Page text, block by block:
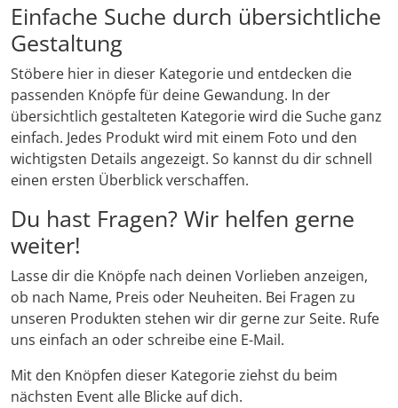
Einfache Suche durch übersichtliche
Gestaltung
Stöbere hier in dieser Kategorie und entdecken die
passenden Knöpfe für deine Gewandung. In der
übersichtlich gestalteten Kategorie wird die Suche ganz
einfach. Jedes Produkt wird mit einem Foto und den
wichtigsten Details angezeigt. So kannst du dir schnell
einen ersten Überblick verschaffen.
Du hast Fragen? Wir helfen gerne
weiter!
Lasse dir die Knöpfe nach deinen Vorlieben anzeigen,
ob nach Name, Preis oder Neuheiten. Bei Fragen zu
unseren Produkten stehen wir dir gerne zur Seite. Rufe
uns einfach an oder schreibe eine E-Mail.
Mit den Knöpfen dieser Kategorie ziehst du beim
nächsten Event alle Blicke auf dich.
Weisheiten in kleinen Dosen
Props - Ohren, Schminke, Kunstblut & Co
Sanduhren & Co (6)
Schreibzeug, Tafeln & Siegel (162)
Shisha & Raucherbedarf (23)
Steampunk (28)
Trinkflaschen & -schläuche (7)
Trinkhörner, Halter & Ständer (15)
Trommeln, Klagschalen & Musikinstrumente (37)
Zauberstäbe & Ritualdolch